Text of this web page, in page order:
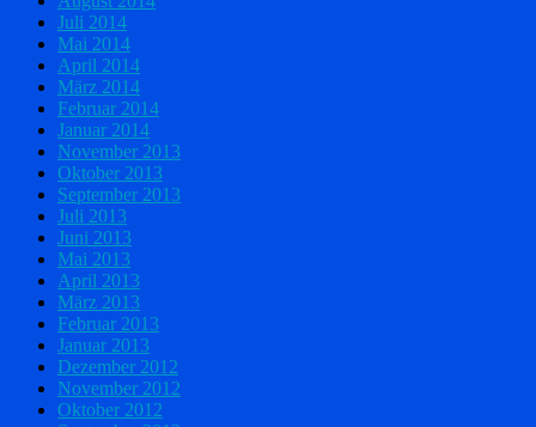
Juli 2014
Mai 2014
April 2014
März 2014
Februar 2014
Januar 2014
November 2013
Oktober 2013
September 2013
Juli 2013
Juni 2013
Mai 2013
April 2013
März 2013
Februar 2013
Januar 2013
Dezember 2012
November 2012
Oktober 2012